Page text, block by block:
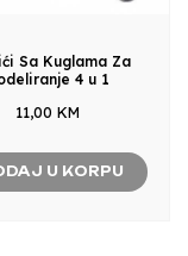
Sa Kuglama Za
4 u 1
11,00 KM
U KORPU